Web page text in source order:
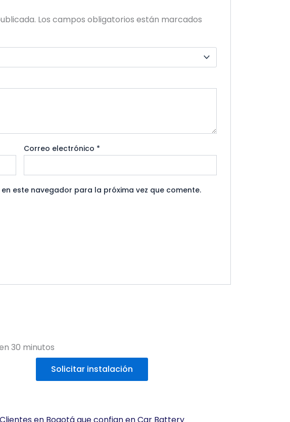
Los campos obligatorios están marcados
Correo electrónico *
este navegador para la próxima vez que comente.
30 minutos
Solicitar instalación
Clientes en Bogotá que confian en Car Battery